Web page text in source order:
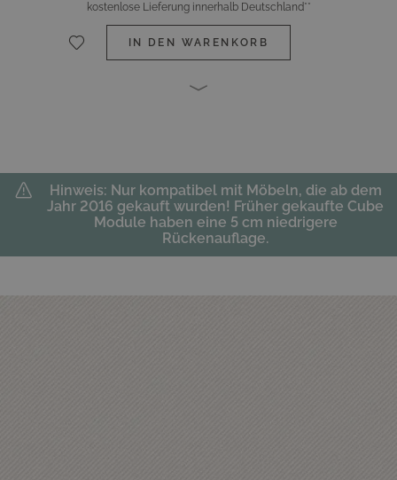
kostenlose Lieferung innerhalb Deutschland**
IN DEN WARENKORB
Hinweis: Nur kompatibel mit Möbeln, die ab dem
Jahr 2016 gekauft wurden! Früher gekaufte Cube
Module haben eine 5 cm niedrigere
Rückenauflage.